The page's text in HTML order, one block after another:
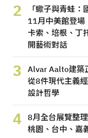
2
「蠍子與青蛙：
11月中美館登場
卡索、培根、丁
開藝術對話
3
Alvar Aalto建築
從8件現代主義
設計哲學
4
8月全台展覽整
桃園、台中、嘉